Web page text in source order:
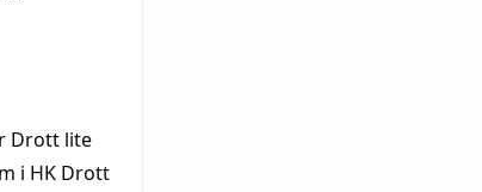
Drott lite
i HK Drott